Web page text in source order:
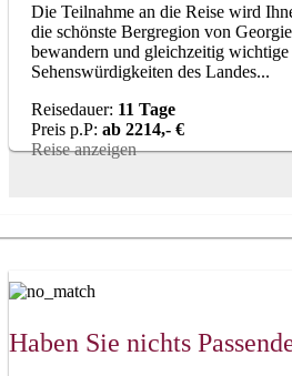
Die Teilnahme an die Reise wird
die schönste Bergregion von
bewandern und gleichzeitig
Sehenswürdigkeiten des Landes...
Reisedauer: 11 Tage
Preis p.P: ab 2214,- €
Reise anzeigen
Haben Sie nichts